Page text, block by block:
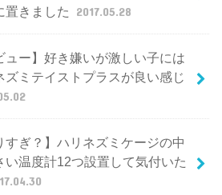
置きました
2017.05.28
ュー】好き嫌いが激しい子には
ズミテイストプラスが良い感じ
すぎ？】ハリネズミケージの中
い温度計12つ設置して気付いた